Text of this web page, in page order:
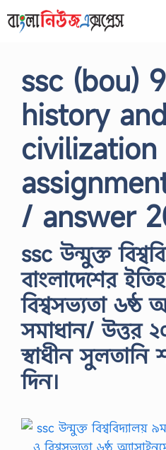
to
ssc (bou)
history
/ answer
ssc উন্মুক্ত
বাংলাদেশের
বিশ্বসভ্যতা ৬ষ্ঠ
সমাধান/ উত্তর
স্বাধীন সুলতানি
দিন।